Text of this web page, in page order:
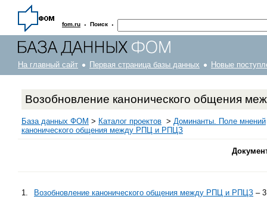
fom.ru · Поиск ·
На главный сайт Первая страница базы данных Новые
Возобновление канонического общения
База данных ФОМ > Каталог проектов > Доминанты. Поле мнений
канонического общения между РПЦ и РПЦЗ
1. Возобновление канонического общения между РПЦ и РПЦЗ –